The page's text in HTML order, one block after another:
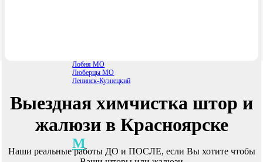
Лобня МО
Люберцы МО
Ленинск-Кузнецкий
М
Выездная химчистка штор и
жалюзи в Красноярске
Наши реальные работы ДО и ПОСЛЕ, если Вы хотите чтобы